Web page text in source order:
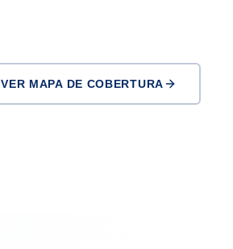
VER MAPA DE COBERTURA